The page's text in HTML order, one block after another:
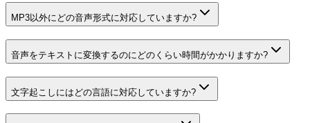
MP3以外にどの音声形式に対応していますか?
音声をテキストに変換するのにどのくらい時間がかかりますか?
文字起こしにはどの言語に対応していますか?